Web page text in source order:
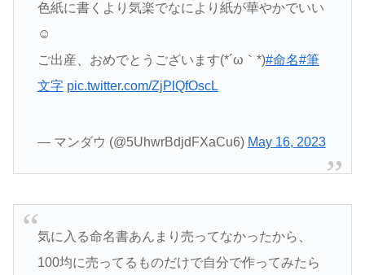
色紙に書くより気楽でなにより紙が華やかでいい
☺
ご出産、おめでとうございます(*´ω｀*)#命名#筆
文字 pic.twitter.com/ZjPlQfOscL
— マンダウ (@5UhwrBdjdFXaCu6) May 16, 2023
気に入る命名書あんまり売ってなかったから、
100均に売ってるものだけで自分で作ってみたら